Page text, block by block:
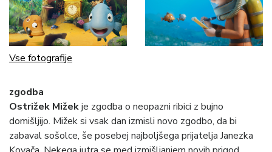
Vse fotografije
zgodba
Ostrižek Mižekje zgodba o neopazni ribici z bujno
domišljijo. Mižek si vsak dan izmisli novo zgodbo, da bi
zabaval sošolce, še posebej najboljšega prijatelja Janezka